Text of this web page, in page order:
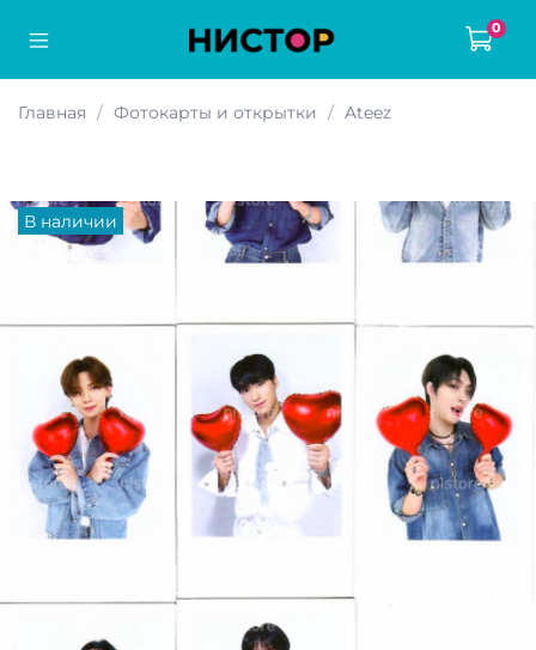
0
Главная Фотокарты и открытки Ateez
В наличии